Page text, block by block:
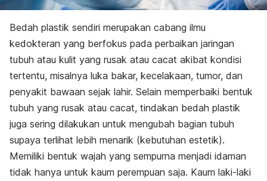
Bedah plastik sendiri merupakan cabang ilmu
kedokteran yang berfokus pada perbaikan jaringan
tubuh atau kulit yang rusak atau cacat akibat kondisi
tertentu, misalnya luka bakar, kecelakaan, tumor, dan
penyakit bawaan sejak lahir. Selain memperbaiki bentuk
tubuh yang rusak atau cacat, tindakan bedah plastik
juga sering dilakukan untuk mengubah bagian tubuh
supaya terlihat lebih menarik (kebutuhan estetik).
Memiliki bentuk wajah yang sempurna menjadi idaman
tidak hanya untuk kaum perempuan saja. Kaum laki-laki